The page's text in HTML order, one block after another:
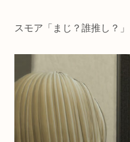
スモア「まじ？誰推し？」